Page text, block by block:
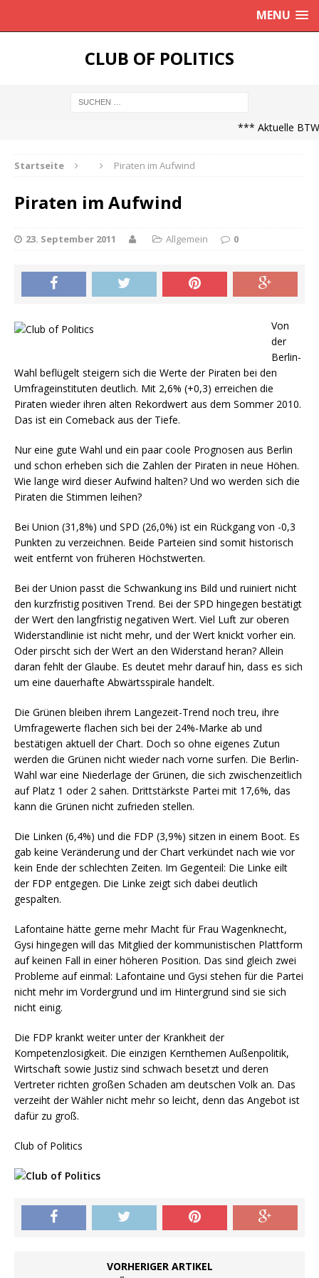
MENU
CLUB OF POLITICS
*** Aktuelle
Startseite Piraten im Aufwind
Piraten im Aufwind
23. September 2011 Allgemein 0
Von
der
Berlin-
Wahl beflügelt steigern sich die Werte der Piraten bei den
Umfrageinstituten deutlich. Mit 2,6% (+0,3) erreichen die
Piraten wieder ihren alten Rekordwert aus dem Sommer 2010.
Das ist ein Comeback aus der Tiefe.
Nur eine gute Wahl und ein paar coole Prognosen aus Berlin
und schon erheben sich die Zahlen der Piraten in neue Höhen.
Wie lange wird dieser Aufwind halten? Und wo werden sich die
Piraten die Stimmen leihen?
Bei Union (31,8%) und SPD (26,0%) ist ein Rückgang von -0,3
Punkten zu verzeichnen. Beide Parteien sind somit historisch
weit entfernt von früheren Höchstwerten.
Bei der Union passt die Schwankung ins Bild und ruiniert nicht
den kurzfristig positiven Trend. Bei der SPD hingegen bestätigt
der Wert den langfristig negativen Wert. Viel Luft zur oberen
Widerstandlinie ist nicht mehr, und der Wert knickt vorher ein.
Oder pirscht sich der Wert an den Widerstand heran? Allein
daran fehlt der Glaube. Es deutet mehr darauf hin, dass es sich
um eine dauerhafte Abwärtsspirale handelt.
Die Grünen bleiben ihrem Langezeit-Trend noch treu, ihre
Umfragewerte flachen sich bei der 24%-Marke ab und
bestätigen aktuell der Chart. Doch so ohne eigenes Zutun
werden die Grünen nicht wieder nach vorne surfen. Die Berlin-
Wahl war eine Niederlage der Grünen, die sich zwischenzeitlich
auf Platz 1 oder 2 sahen. Drittstärkste Partei mit 17,6%, das
kann die Grünen nicht zufrieden stellen.
Die Linken (6,4%) und die FDP (3,9%) sitzen in einem Boot. Es
gab keine Veränderung und der Chart verkündet nach wie vor
kein Ende der schlechten Zeiten. Im Gegenteil: Die Linke eilt
der FDP entgegen. Die Linke zeigt sich dabei deutlich
gespalten.
Lafontaine hätte gerne mehr Macht für Frau Wagenknecht,
Gysi hingegen will das Mitglied der kommunistischen Plattform
auf keinen Fall in einer höheren Position. Das sind gleich zwei
Probleme auf einmal: Lafontaine und Gysi stehen für die Partei
nicht mehr im Vordergrund und im Hintergrund sind sie sich
nicht einig.
Die FDP krankt weiter unter der Krankheit der
Kompetenzlosigkeit. Die einzigen Kernthemen Außenpolitik,
Wirtschaft sowie Justiz sind schwach besetzt und deren
Vertreter richten großen Schaden am deutschen Volk an. Das
verzeiht der Wähler nicht mehr so leicht, denn das Angebot ist
dafür zu groß.
Club of Politics
VORHERIGER ARTIKEL